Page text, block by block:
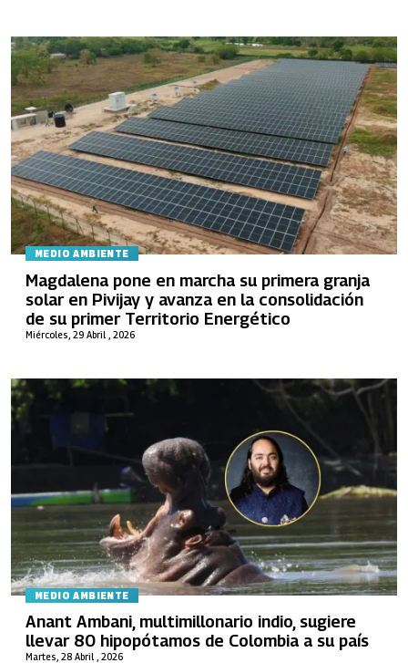
MEDIO AMBIENTE
Miércoles, 29 Abril , 2026
Magdalena pone en marcha su primera granja
solar en Pivijay y avanza en la consolidación
de su primer Territorio Energético
MEDIO AMBIENTE
Martes, 28 Abril , 2026
Anant Ambani, multimillonario indio, sugiere
llevar 80 hipopótamos de Colombia a su país